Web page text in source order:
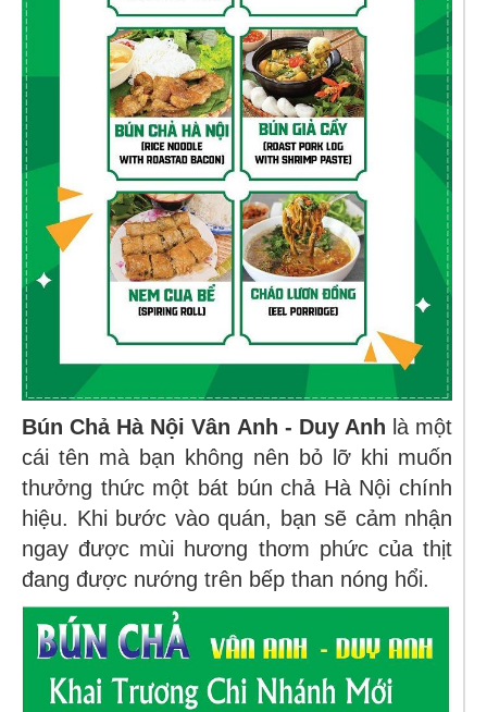
Bún Chả Hà Nội Vân Anh - Duy Anh là một
cái tên mà bạn không nên bỏ lỡ khi muốn
thưởng thức một bát bún chả Hà Nội chính
hiệu. Khi bước vào quán, bạn sẽ cảm nhận
ngay được mùi hương thơm phức của thịt
đang được nướng trên bếp than nóng hổi.